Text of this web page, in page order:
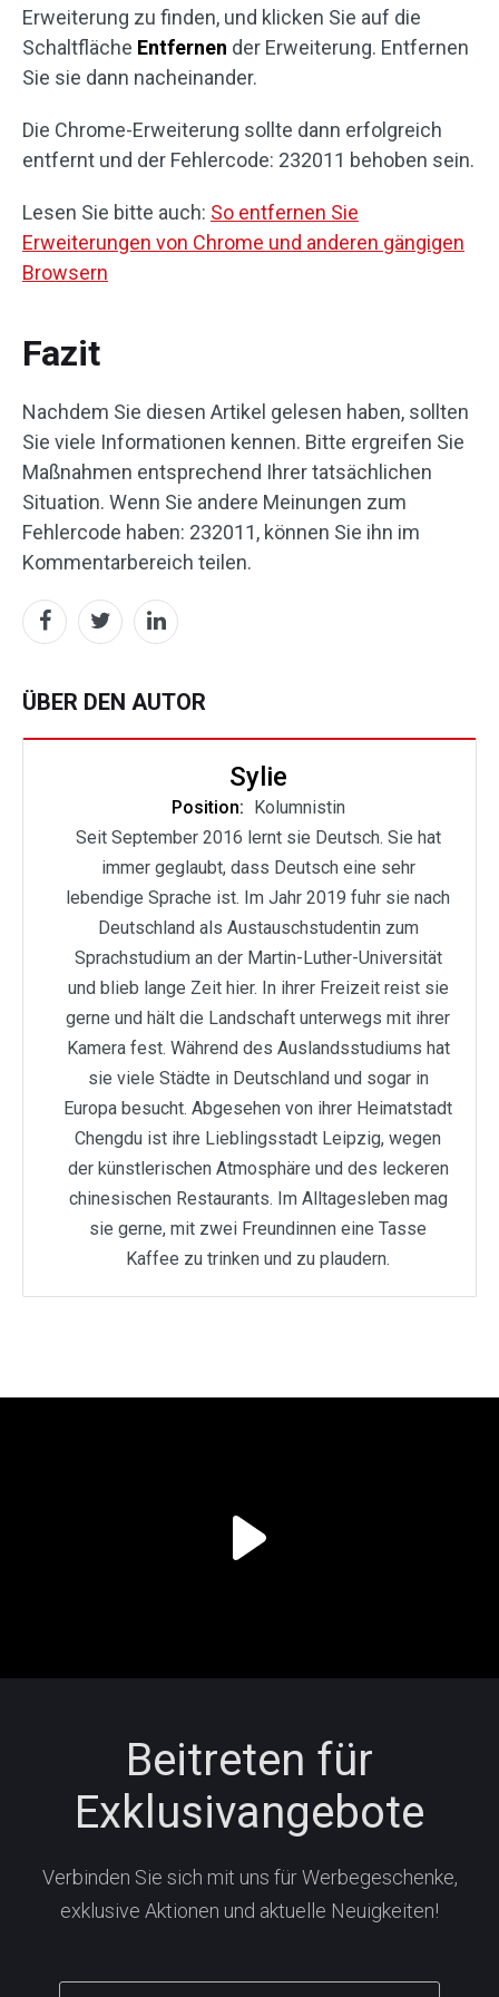
Erweiterung zu finden, und klicken Sie auf die
Schaltfläche Entfernen der Erweiterung. Entfernen
Sie sie dann nacheinander.
Die Chrome-Erweiterung sollte dann erfolgreich
entfernt und der Fehlercode: 232011 behoben sein.
Lesen Sie bitte auch: So entfernen Sie
Erweiterungen von Chrome und anderen gängigen
Browsern
Fazit
Nachdem Sie diesen Artikel gelesen haben, sollten
Sie viele Informationen kennen. Bitte ergreifen Sie
Maßnahmen entsprechend Ihrer tatsächlichen
Situation. Wenn Sie andere Meinungen zum
Fehlercode haben: 232011, können Sie ihn im
Kommentarbereich teilen.
ÜBER DEN AUTOR
Sylie
Position: Kolumnistin
Seit September 2016 lernt sie Deutsch. Sie hat
immer geglaubt, dass Deutsch eine sehr
lebendige Sprache ist. Im Jahr 2019 fuhr sie nach
Deutschland als Austauschstudentin zum
Sprachstudium an der Martin-Luther-Universität
und blieb lange Zeit hier. In ihrer Freizeit reist sie
gerne und hält die Landschaft unterwegs mit ihrer
Kamera fest. Während des Auslandsstudiums hat
sie viele Städte in Deutschland und sogar in
Europa besucht. Abgesehen von ihrer Heimatstadt
Chengdu ist ihre Lieblingsstadt Leipzig, wegen
der künstlerischen Atmosphäre und des leckeren
chinesischen Restaurants. Im Alltagesleben mag
sie gerne, mit zwei Freundinnen eine Tasse
Kaffee zu trinken und zu plaudern.
Beitreten für
Exklusivangebote
Verbinden Sie sich mit uns für Werbegeschenke,
exklusive Aktionen und aktuelle Neuigkeiten!